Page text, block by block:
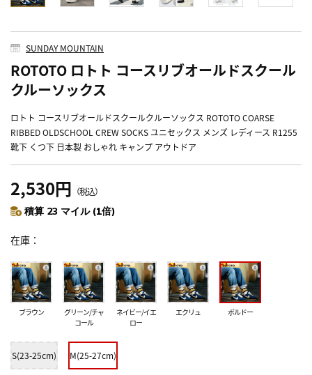
SUNDAY MOUNTAIN
ROTOTO ロトト コースリブオールドスクール
クルーソックス
ロトト コースリブオールドスクールクルーソックス ROTOTO COARSE
RIBBED OLDSCHOOL CREW SOCKS ユニセックス メンズ レディース R1255
靴下 くつ下 日本製 おしゃれ キャンプ アウトドア
2,530円 （税込）
積算 23 マイル (1倍)
在庫
ブラウン
グリーン/チャ
コール
ネイビー/イエ
ロー
エクリュ ボルドー
S(23-25cm) M(25-27cm)